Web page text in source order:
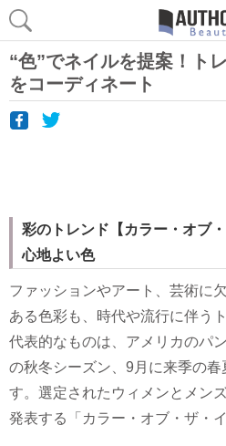
“色”でネイルを提案！ト
をコーディネート
彩のトレンド【カラー・オブ
心地よい色
ファッションやアート、芸術に
ある色彩も、時代や流行に伴う
代表的なものは、アメリカのパ
の秋冬シーズン、9月に来季の春
す。選定されたウィメンとメン
発表する「カラー・オブ・ザ・